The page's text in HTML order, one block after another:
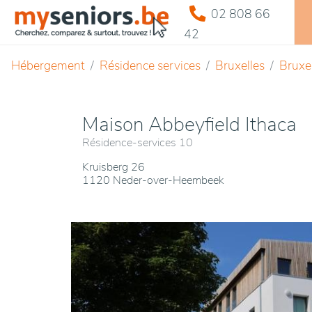
02 808 66
42
Hébergement Résidence services Bruxelles
Maison Abbeyfield Ithaca
Résidence-services 10
Kruisberg 26
1120 Neder-over-Heembeek